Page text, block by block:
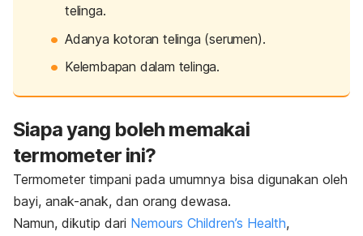
telinga.
Adanya kotoran telinga (serumen).
Kelembapan dalam telinga.
Siapa yang boleh memakai
termometer ini?
Termometer timpani pada umumnya bisa digunakan oleh
bayi, anak-anak, dan orang dewasa.
Namun, dikutip dari Nemours Children’s Health,